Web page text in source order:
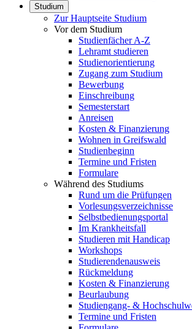
Studium
Zur Hauptseite Studium
Vor dem Studium
Studienfächer A-Z
Lehramt studieren
Studienorientierung
Zugang zum Studium
Bewerbung
Einschreibung
Semesterstart
Anreisen
Kosten & Finanzierung
Wohnen in Greifswald
Studienbeginn
Termine und Fristen
Formulare
Während des Studiums
Rund um die Prüfungen
Vorlesungsverzeichnisse
Selbstbedienungsportal
Im Krankheitsfall
Studieren mit Handicap
Workshops
Studierendenausweis
Rückmeldung
Kosten & Finanzierung
Beurlaubung
Studiengang- &
Termine und Fristen